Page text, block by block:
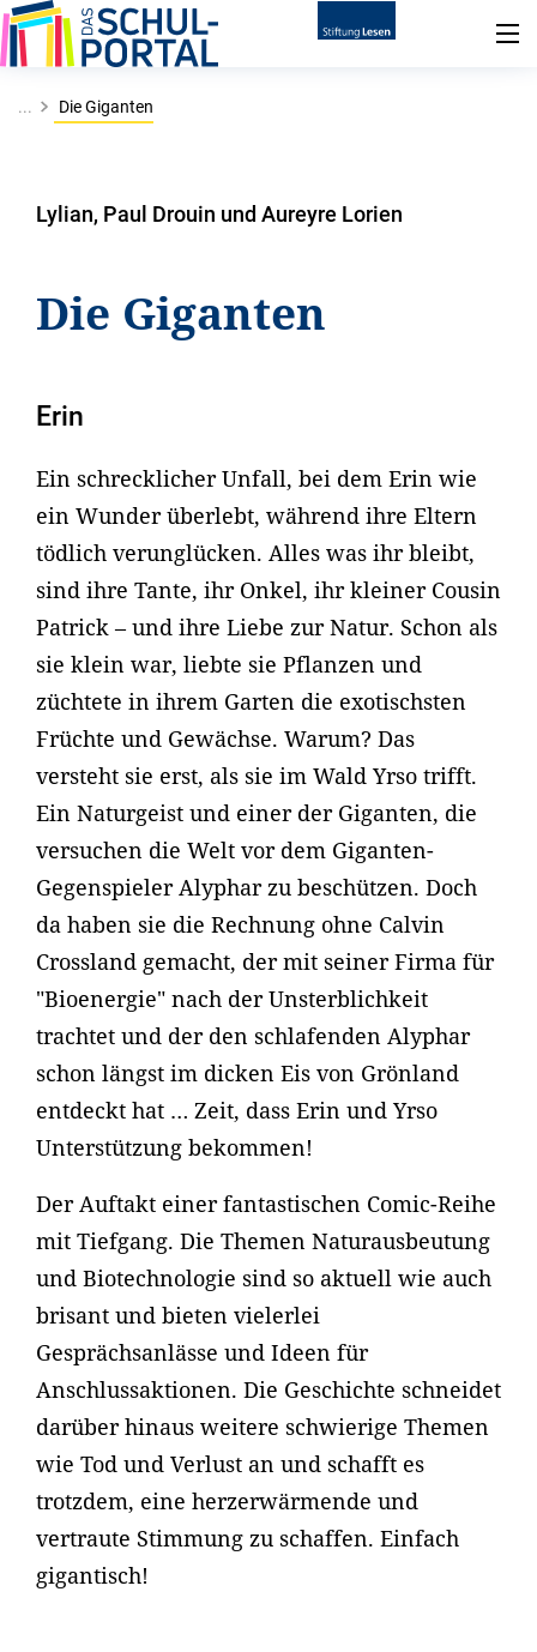
... Die Giganten
Lylian, Paul Drouin und Aureyre Lorien
Die Giganten
Erin
Ein schrecklicher Unfall, bei dem Erin wie
ein Wunder überlebt, während ihre Eltern
tödlich verunglücken. Alles was ihr bleibt,
sind ihre Tante, ihr Onkel, ihr kleiner Cousin
Patrick – und ihre Liebe zur Natur. Schon als
sie klein war, liebte sie Pflanzen und
züchtete in ihrem Garten die exotischsten
Früchte und Gewächse. Warum? Das
versteht sie erst, als sie im Wald Yrso trifft.
Ein Naturgeist und einer der Giganten, die
versuchen die Welt vor dem Giganten-
Gegenspieler Alyphar zu beschützen. Doch
da haben sie die Rechnung ohne Calvin
Crossland gemacht, der mit seiner Firma für
"Bioenergie" nach der Unsterblichkeit
trachtet und der den schlafenden Alyphar
schon längst im dicken Eis von Grönland
entdeckt hat … Zeit, dass Erin und Yrso
Unterstützung bekommen!
Der Auftakt einer fantastischen Comic-Reihe
mit Tiefgang. Die Themen Naturausbeutung
und Biotechnologie sind so aktuell wie auch
brisant und bieten vielerlei
Gesprächsanlässe und Ideen für
Anschlussaktionen. Die Geschichte schneidet
darüber hinaus weitere schwierige Themen
wie Tod und Verlust an und schafft es
trotzdem, eine herzerwärmende und
vertraute Stimmung zu schaffen. Einfach
gigantisch!